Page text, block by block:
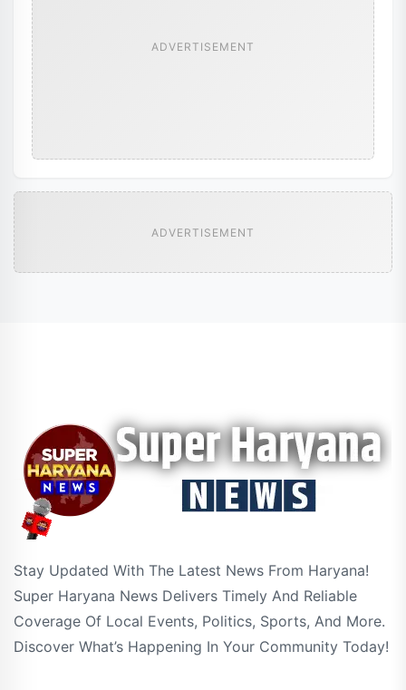
ADVERTISEMENT
ADVERTISEMENT
Stay Updated With The Latest News From Haryana!
Super Haryana News Delivers Timely And Reliable
Coverage Of Local Events, Politics, Sports, And More.
Discover What’s Happening In Your Community Today!